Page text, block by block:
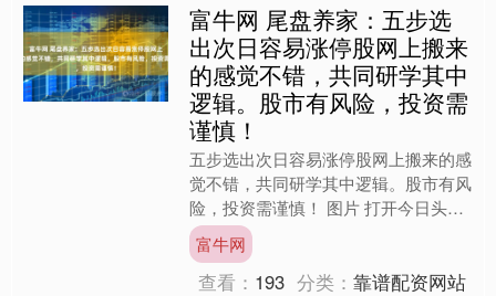
富牛网 尾盘养家：五步选
出次日容易涨停股网上搬来
的感觉不错，共同研学其中
逻辑。股市有风险，投资需
谨慎！
五步选出次日容易涨停股网上搬来的感
觉不错，共同研学其中逻辑。股市有风
险，投资需谨慎！ 图片 打开今日头条
查看图片详情 图片 打开今日头条查看
图片详情 图片 打开....
富牛网
查看： 193 分类：靠谱配资网站